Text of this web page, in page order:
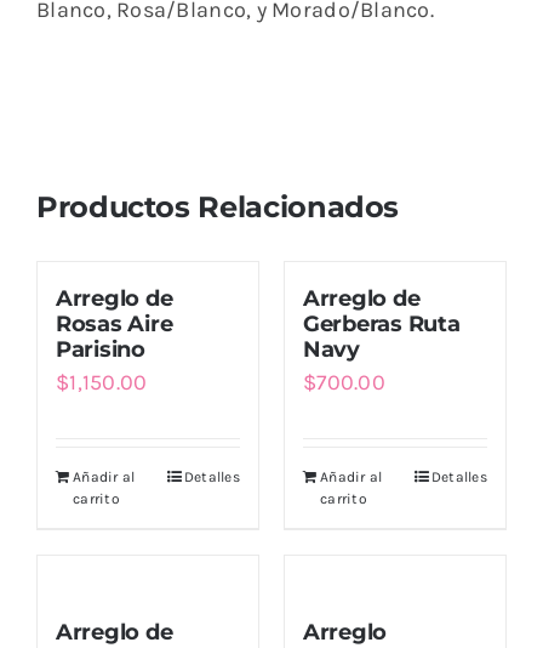
Blanco, Rosa/Blanco, y Morado/Blanco.
Productos Relacionados
Arreglo de
Rosas Aire
Parisino
$1,150.00
Añadir al
carrito
Detalles
Arreglo de
Gerberas Ruta
Navy
$700.00
Añadir al
carrito
Detalles
Arreglo de
Arreglo